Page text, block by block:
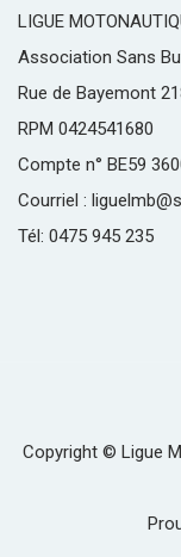
LIGUE
Association Sans
Rue de Bayemont
RPM 0424541680
Compte n° BE59
Courriel :
Tél: 0475 945 235
Copyright © Ligue